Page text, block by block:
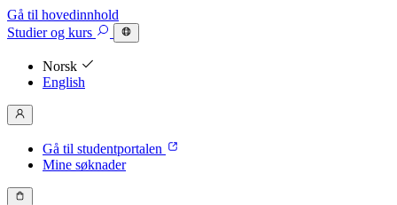
Gå til hovedinnhold
Studierog kurs
Norsk
English
Gå til studentportalen
Mine søknader